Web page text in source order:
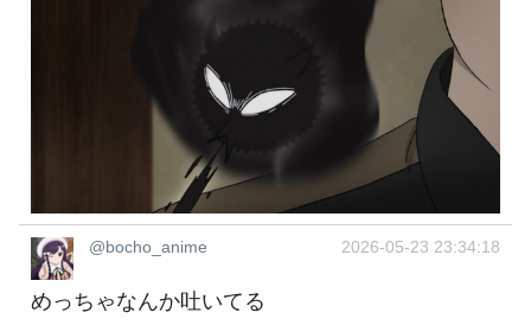
@bocho_anime 2026-05-23 23:34:18
めっちゃなんか吐いてる